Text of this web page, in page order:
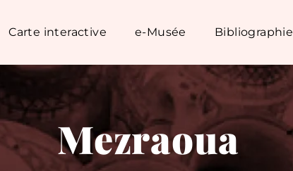
Carte interactive e-Musée Bibliographie
Mezraoua